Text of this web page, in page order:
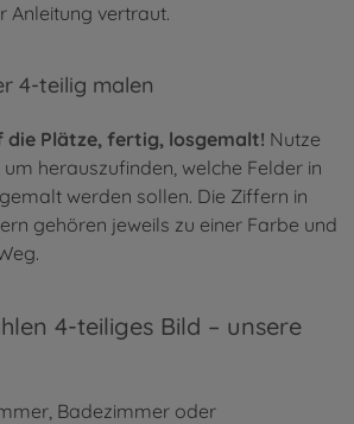
Anleitung vertraut.
4-teilig malen
die Plätze, fertig, losgemalt! Nutze
herauszufinden, welche Felder in
werden sollen. Die Ziffern in
gehören jeweils zu einer Farbe und
4-teiliges Bild – unsere
Badezimmer oder